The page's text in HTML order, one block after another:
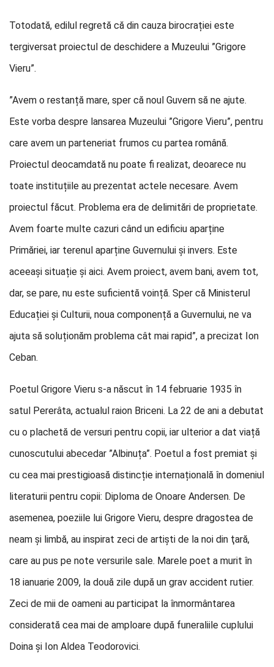
Totodată, edilul regretă că din cauza birocrației este
tergiversat proiectul de deschidere a Muzeului ”Grigore
Vieru”.
”Avem o restanță mare, sper că noul Guvern să ne ajute.
Este vorba despre lansarea Muzeului ”Grigore Vieru”, pentru
care avem un parteneriat frumos cu partea română.
Proiectul deocamdată nu poate fi realizat, deoarece nu
toate instituțiile au prezentat actele necesare. Avem
proiectul făcut. Problema era de delimitări de proprietate.
Avem foarte multe cazuri când un edificiu aparține
Primăriei, iar terenul aparține Guvernului și invers. Este
aceeași situație și aici. Avem proiect, avem bani, avem tot,
dar, se pare, nu este suficientă voință. Sper că Ministerul
Educației și Culturii, noua componență a Guvernului, ne va
ajuta să soluționăm problema cât mai rapid”, a precizat Ion
Ceban.
Poetul Grigore Vieru s-a născut în 14 februarie 1935 în
satul Pererâta, actualul raion Briceni. La 22 de ani a debutat
cu o plachetă de versuri pentru copii, iar ulterior a dat viață
cunoscutului abecedar ”Albinuța”. Poetul a fost premiat și
cu cea mai prestigioasă distincție internațională în domeniul
literaturii pentru copii: Diploma de Onoare Andersen. De
asemenea, poeziile lui Grigore Vieru, despre dragostea de
neam și limbă, au inspirat zeci de artişti de la noi din ţară,
care au pus pe note versurile sale. Marele poet a murit în
18 ianuarie 2009, la două zile după un grav accident rutier.
Zeci de mii de oameni au participat la înmormântarea
considerată cea mai de amploare după funeraliile cuplului
Doina și Ion Aldea Teodorovici.